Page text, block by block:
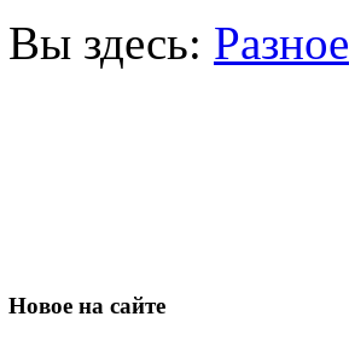
Вы здесь: Разное
Новое на сайте